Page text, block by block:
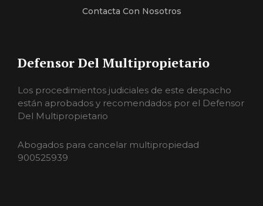
Contacta Con Nosotros
Defensor Del Multipropietario
Los procedimientos judiciales de este despacho
están aprobados y recomendados por el Defensor
Del Multipropietario
Abogados para cancelar multipropiedad
900525939